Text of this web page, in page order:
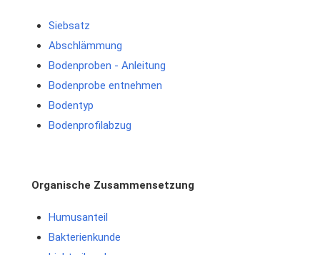
Siebsatz
Abschlämmung
Bodenproben - Anleitung
Bodenprobe entnehmen
Bodentyp
Bodenprofilabzug
Organische Zusammensetzung
Humusanteil
Bakterienkunde